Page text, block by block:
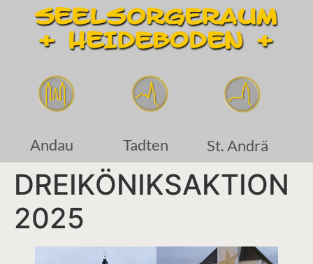
Andau Tadten St. Andrä
DREIKÖNIKSAKTION
2025